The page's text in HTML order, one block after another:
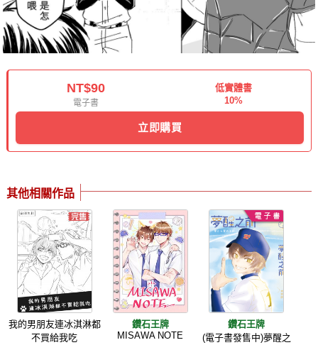
NT$90
電子書
低實體書
10%
立即購買
其他相關作品
我的男朋友連冰淇淋都
不買給我吃
鑽石王牌
MISAWA NOTE
鑽石王牌
(電子書發售中)夢醒之